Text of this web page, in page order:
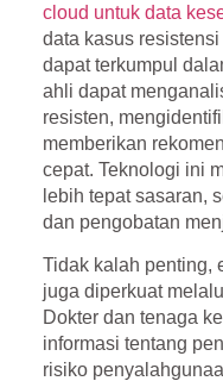
cloud untuk data
data kasus
dapat terkumpul
ahli dapat
resisten,
memberikan
cepat. Teknologi ini
lebih tepat sasaran,
dan pengobatan
Tidak kalah penting,
juga diperkuat
Dokter dan tenaga
informasi tentang
risiko